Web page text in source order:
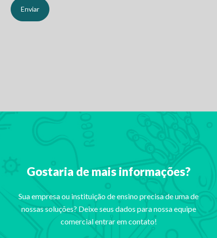
Gostaria de mais informações?
Sua empresa ou instituição de ensino precisa de uma de
nossas soluções? Deixe seus dados para nossa equipe
comercial entrar em contato!